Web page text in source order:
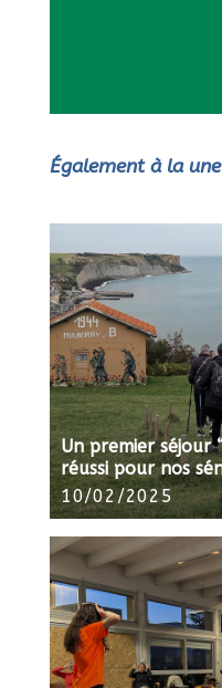
Également à la
Un premier séjour
réussi pour nos
10/02/2025